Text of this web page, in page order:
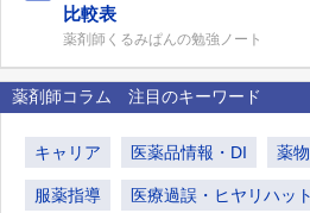
比較表
薬剤師くるみぱんの勉強ノート
薬剤師コラム 注目のキーワード
キャリア 医薬品情報・DI 薬
服薬指導 医療過誤・ヒヤリハット